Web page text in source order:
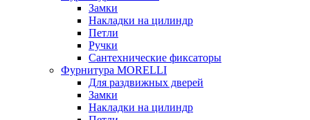
Замки
Накладки на цилиндр
Петли
Ручки
Сантехнические фиксаторы
Фурнитура MORELLI
Для раздвижных дверей
Замки
Накладки на цилиндр